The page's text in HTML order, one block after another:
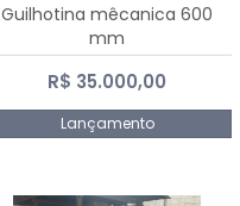
Guilhotina mêcanica 600
mm
R$ 35.000,00
Lançamento